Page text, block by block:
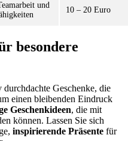
und
10 – 20 Euro
besondere
Geschenke, die
einen bleibenden Eindruck
Geschenkideen, die mit
können. Lassen Sie sich
inspirierende Präsente für